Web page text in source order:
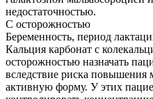
недостаточностью.
С осторожностью
Беременность, период
Кальция карбонат с
осторожностью назначать
вследствие риска повышения
активную форму. У этих